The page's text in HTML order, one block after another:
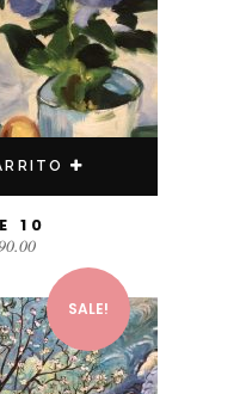
10
SALE!